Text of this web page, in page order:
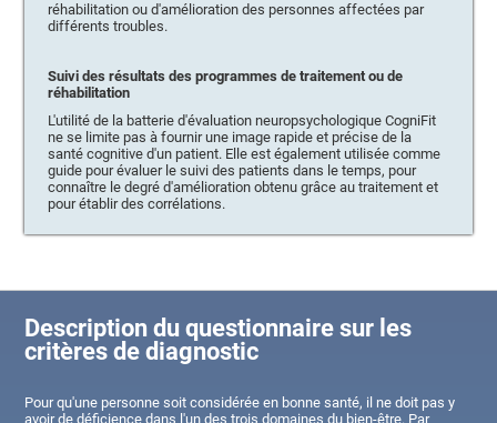
réhabilitation ou d'amélioration des personnes affectées par
différents troubles.
Suivi des résultats des programmes de traitement ou de
réhabilitation
L'utilité de la batterie d'évaluation neuropsychologique CogniFit
ne se limite pas à fournir une image rapide et précise de la
santé cognitive d'un patient. Elle est également utilisée comme
guide pour évaluer le suivi des patients dans le temps, pour
connaître le degré d'amélioration obtenu grâce au traitement et
pour établir des corrélations.
Description du questionnaire sur les
critères de diagnostic
Pour qu'une personne soit considérée en bonne santé, il ne doit pas y
avoir de déficience dans l'un des trois domaines du bien-être. Par